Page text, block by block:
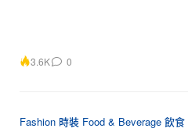
3.6K 0
Fashion 時裝 Food & Beverage 飲食